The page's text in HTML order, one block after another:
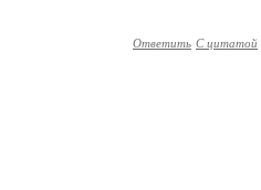
Ответить С цитатой